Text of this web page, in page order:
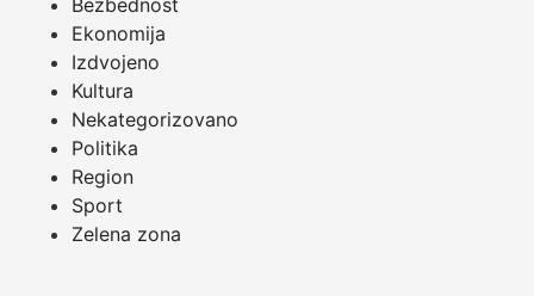
Bezbednost
Ekonomija
Izdvojeno
Kultura
Nekategorizovano
Politika
Region
Sport
Zelena zona